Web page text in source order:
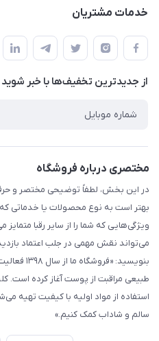
حساب کاربری
لیست محصولات
درباره ما
خدمات مشتریان
قوانین و مقررات
حریم خصوصی
راهنما
از جدید‌ترین تخفیف‌ها با‌ خبر شوید
مختصری درباره فروشگاه
در این بخش، لطفاً توضیحی مختصر و
بهتر است به نوع محصولات یا خدماتی که
ویژگی‌هایی که شما را از سایر رقبا متمایز
می‌تواند نقش مهمی در جلب اعتماد
بنویسید:
طبیعی مراقبت از پوست آغاز کرده است.
استفاده از مواد اولیه با کیفیت تهیه
سالم و شاداب کمک کنیم.»